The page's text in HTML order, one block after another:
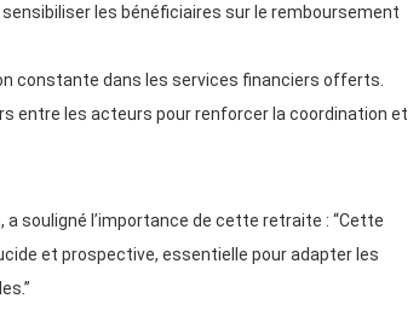
les bénéficiaires sur le remboursement
constante dans les services financiers offerts.
entre les acteurs pour renforcer la coordination et
a souligné l’importance de cette retraite : “Cette
et prospective, essentielle pour adapter les